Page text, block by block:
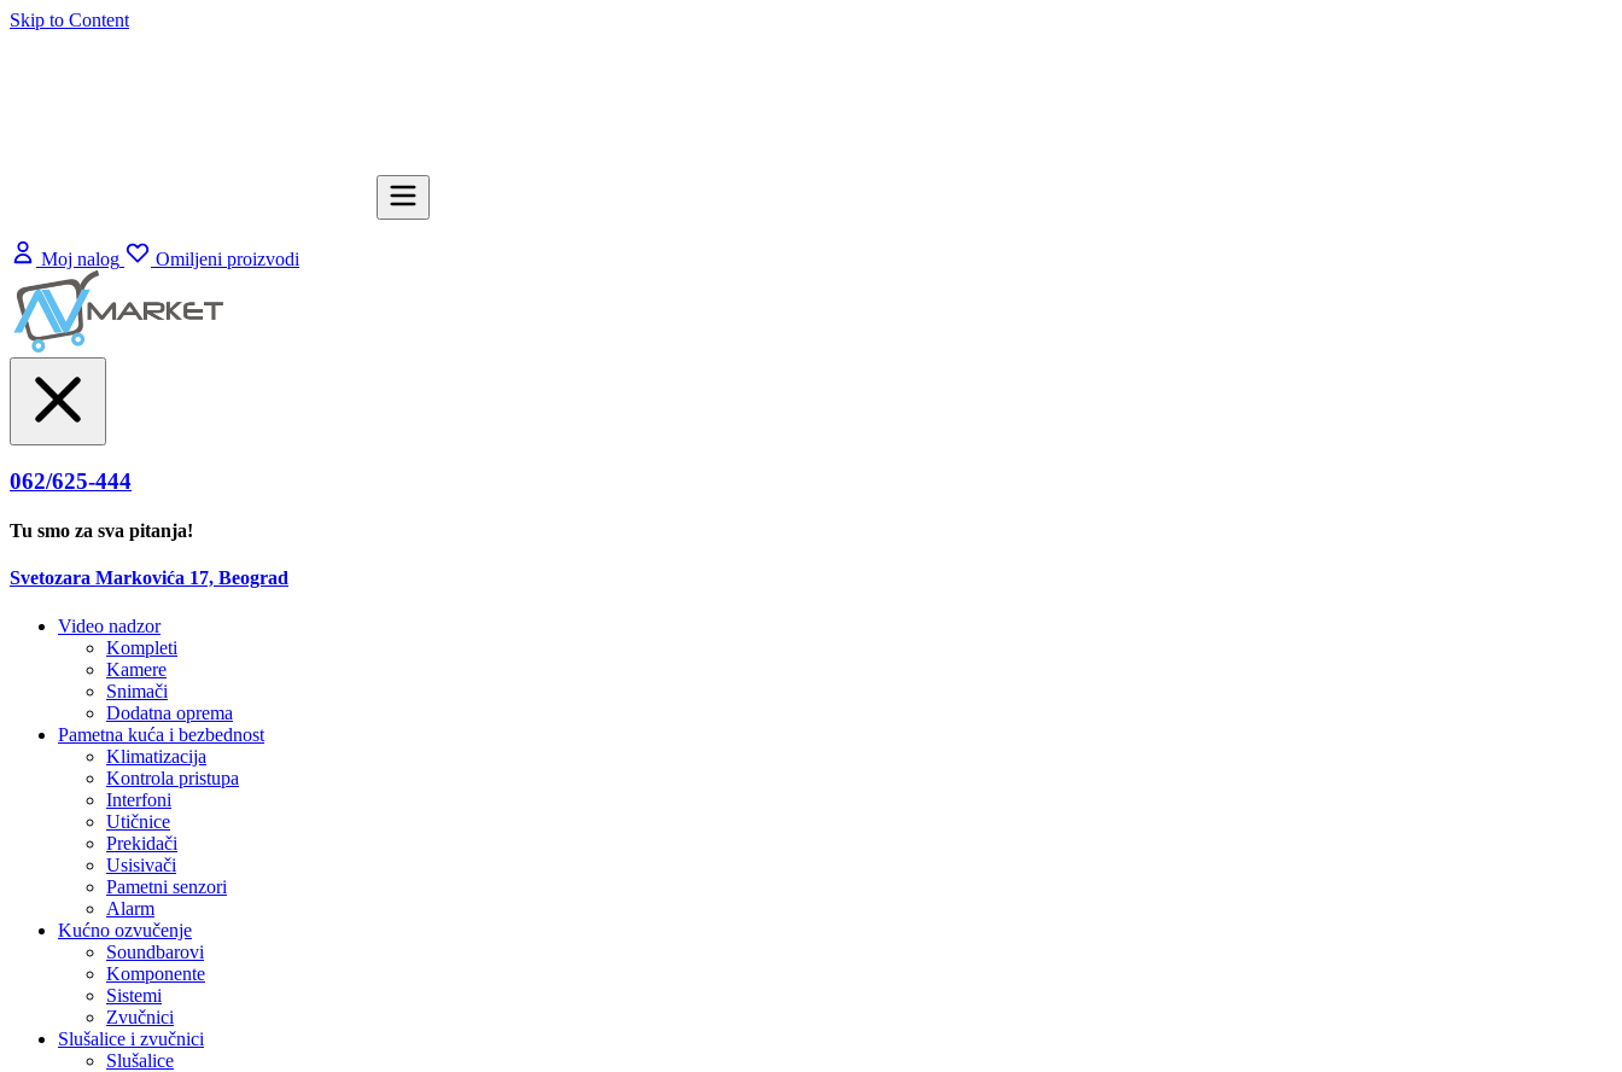
Skip to Content
Moj nalog Omiljeni proizvodi
062/625-444
Tu smo za sva pitanja!
Svetozara Markovića 17, Beograd
Video nadzor
Kompleti
Kamere
Snimači
Dodatna oprema
Pametna kuća i bezbednost
Klimatizacija
Kontrola pristupa
Interfoni
Utičnice
Prekidači
Usisivači
Pametni senzori
Alarm
Kućno ozvučenje
Soundbarovi
Komponente
Sistemi
Zvučnici
Slušalice i zvučnici
Slušalice